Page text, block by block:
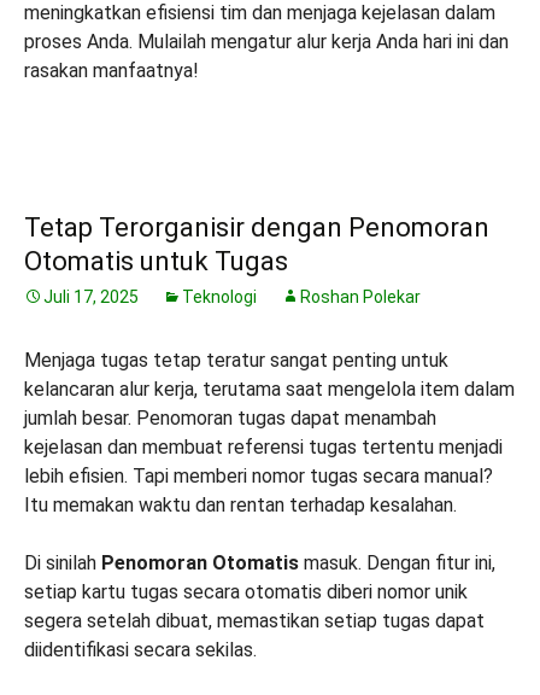
meningkatkan efisiensi tim dan menjaga kejelasan dalam
proses Anda. Mulailah mengatur alur kerja Anda hari ini dan
rasakan manfaatnya!
Tetap Terorganisir dengan Penomoran
Otomatis untuk Tugas
Juli 17, 2025 Teknologi Roshan Polekar
Menjaga tugas tetap teratur sangat penting untuk
kelancaran alur kerja, terutama saat mengelola item dalam
jumlah besar. Penomoran tugas dapat menambah
kejelasan dan membuat referensi tugas tertentu menjadi
lebih efisien. Tapi memberi nomor tugas secara manual?
Itu memakan waktu dan rentan terhadap kesalahan.
Di sinilah Penomoran Otomatis masuk. Dengan fitur ini,
setiap kartu tugas secara otomatis diberi nomor unik
segera setelah dibuat, memastikan setiap tugas dapat
diidentifikasi secara sekilas.